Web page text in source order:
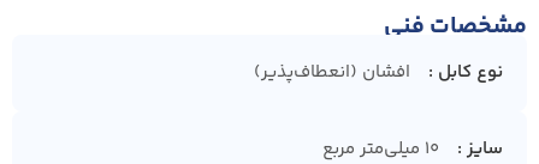
مشخصات فنی
نوع کابل افشان (انعطاف‌پذیر)
سایز 10 میلی‌متر مربع